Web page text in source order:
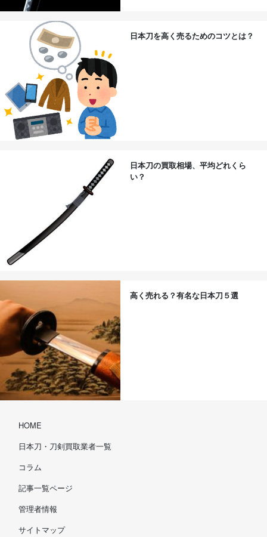
日本刀を高く売るためのコツとは？
日本刀の買取相場、平均どれくら
い？
高く売れる？有名な日本刀５選
HOME
日本刀・刀剣買取業者一覧
コラム
記事一覧ページ
管理者情報
サイトマップ